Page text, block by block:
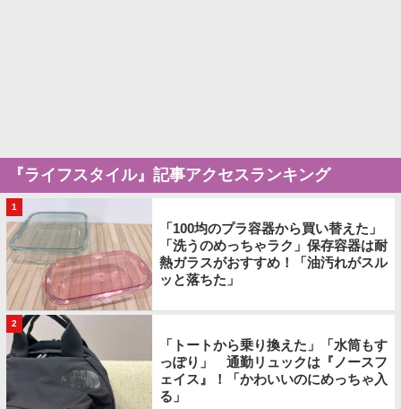
『ライフスタイル』記事アクセスランキング
1
「100均のプラ容器から買い替えた」
「洗うのめっちゃラク」保存容器は耐
熱ガラスがおすすめ！「油汚れがスル
ッと落ちた」
2
「トートから乗り換えた」「水筒もす
っぽり」 通勤リュックは『ノースフ
ェイス』！「かわいいのにめっちゃ入
る」